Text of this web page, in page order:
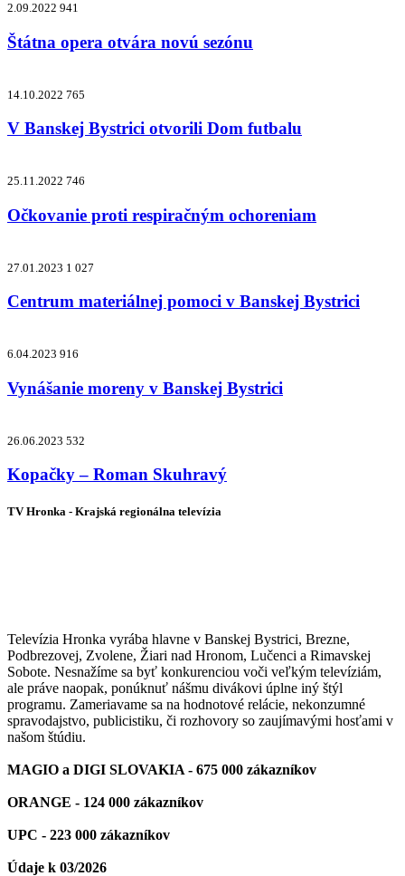
2.09.2022 941
Štátna opera otvára novú sezónu
14.10.2022 765
V Banskej Bystrici otvorili Dom futbalu
25.11.2022 746
Očkovanie proti respiračným ochoreniam
27.01.2023 1 027
Centrum materiálnej pomoci v Banskej Bystrici
6.04.2023 916
Vynášanie moreny v Banskej Bystrici
26.06.2023 532
Kopačky – Roman Skuhravý
TV Hronka - Krajská regionálna televízia
Televízia Hronka vyrába hlavne v Banskej Bystrici, Brezne,
Podbrezovej, Zvolene, Žiari nad Hronom, Lučenci a Rimavskej
Sobote. Nesnažíme sa byť konkurenciou voči veľkým televíziám,
ale práve naopak, ponúknuť nášmu divákovi úplne iný štýl
programu. Zameriavame sa na hodnotové relácie, nekonzumné
spravodajstvo, publicistiku, či rozhovory so zaujímavými hosťami v
našom štúdiu.
MAGIO a DIGI SLOVAKIA - 675 000 zákazníkov
ORANGE - 124 000 zákazníkov
UPC - 223 000 zákazníkov
Údaje k 03/2026